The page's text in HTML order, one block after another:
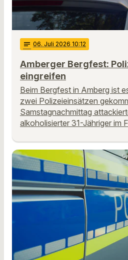
notes 06. Juli 2026 10:12
Amberger Bergfest:
eingreifen
Beim Bergfest in Amberg ist
zwei Polizeieinsätzen
Samstagnachmittag
alkoholisierter 31-Jähriger im